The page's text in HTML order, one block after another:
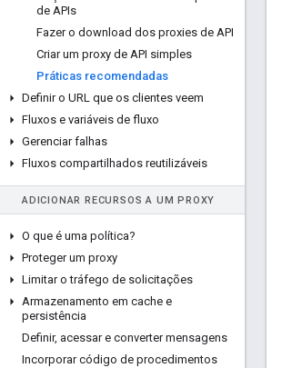
de APIs
Fazer o download dos proxies de API
Criar um proxy de API simples
Práticas recomendadas
Definir o URL que os clientes veem
Fluxos e variáveis de fluxo
Gerenciar falhas
Fluxos compartilhados reutilizáveis
ADICIONAR RECURSOS A UM PROXY
O que é uma política?
Proteger um proxy
Limitar o tráfego de solicitações
Armazenamento em cache e
persistência
Definir, acessar e converter mensagens
Incorporar código de procedimentos